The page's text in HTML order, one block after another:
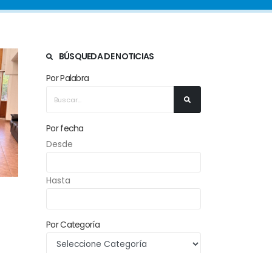
BÚSQUEDA DE NOTICIAS
Por Palabra
Por fecha
Desde
Hasta
Por Categoría